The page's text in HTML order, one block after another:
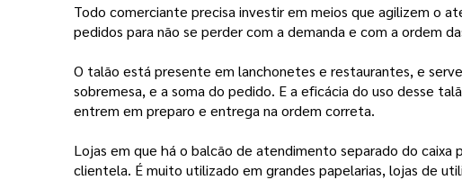
Todo comerciante precisa investir em meios que agilizem o
pedidos para não se perder com a demanda e com a ordem
O talão está presente em lanchonetes e restaurantes, e
sobremesa, e a soma do pedido. E a eficácia do uso desse
entrem em preparo e entrega na ordem correta.
Lojas em que há o balcão de atendimento separado do
clientela. É muito utilizado em grandes papelarias, lojas de